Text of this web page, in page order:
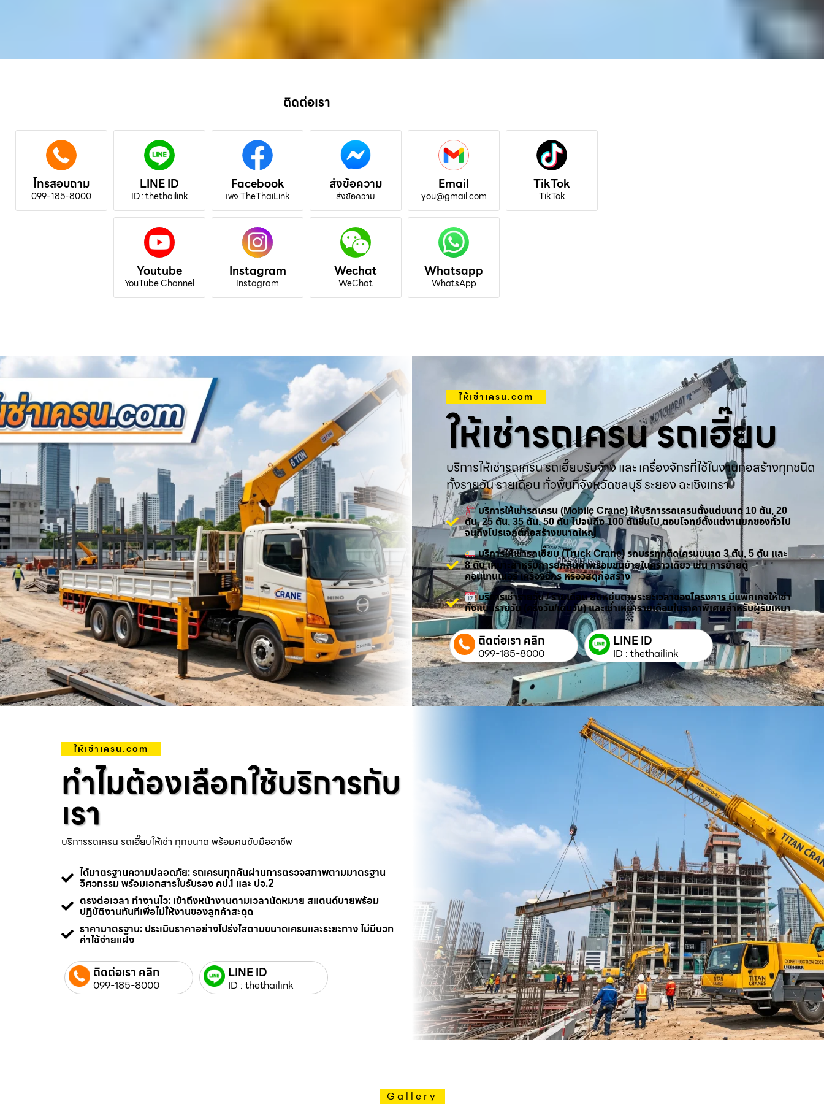
ติดต่อเรา
โทรสอบถาม
099-185-8000
LINE ID
ID : thethailink
Facebook
เพจ TheThaiLink
ส่งข้อความ
ส่งข้อความ
Email
you@gmail.com
TikTok
TikTok
Youtube
YouTube Channel
Instagram
Instagram
Wechat
WeChat
Whatsapp
WhatsApp
ให้เช่าเครน.com
ให้เช่ารถเครน รถเฮี๊ยบ
บริการให้เช่ารถเครน รถเฮี๊ยบรับจ้าง และ เครื่องจักรที่ใช้ในงานก่อสร้างทุกชนิด
ทั้งรายวัน รายเดือน ทั่วพื้นที่จังหวัดชลบุรี ระยอง ฉะเชิงเทรา
บริการให้เช่ารถเครน (Mobile Crane) ให้บริการรถเครนตั้งแต่ขนาด 10 ตัน, 20
ตัน, 25 ตัน, 35 ตัน, 50 ตัน ไปจนถึง 100 ตันขึ้นไป ตอบโจทย์ตั้งแต่งานยกของทั่วไป
จนถึงโปรเจกต์ก่อสร้างขนาดใหญ่
บริการให้เช่ารถเฮี๊ยบ (Truck Crane) รถบรรทุกติดเครนขนาด 3 ตัน, 5 ตัน และ
8 ตัน เหมาะสำหรับการยกสินค้าพร้อมขนย้ายในคราวเดียว เช่น การย้ายตู้
คอนเทนเนอร์ เครื่องจักร หรือวัสดุก่อสร้าง
บริการเช่ารายวัน / รายเดือน ยืดหยุ่นตามระยะเวลาของโครงการ มีแพ็กเกจให้เช่า
ทั้งแบบรายวัน (ครึ่งวัน/เต็มวัน) และเช่าเหมารายเดือนในราคาพิเศษสำหรับผู้รับเหมา
ติดต่อเรา คลิก
099-185-8000
LINE ID
ID : thethailink
ให้เช่าเครน.com
ทำไมต้องเลือกใช้บริการกับ
เรา
บริการรถเครน รถเฮี๊ยบให้เช่า ทุกขนาด พร้อมคนขับมืออาชีพ
ได้มาตรฐานความปลอดภัย: รถเครนทุกคันผ่านการตรวจสภาพตามมาตรฐาน
วิศวกรรม พร้อมเอกสารใบรับรอง คป.1 และ ปจ.2
ตรงต่อเวลา ทำงานไว: เข้าถึงหน้างานตามเวลานัดหมาย สแตนด์บายพร้อม
ปฏิบัติงานทันทีเพื่อไม่ให้งานของลูกค้าสะดุด
ราคามาตรฐาน: ประเมินราคาอย่างโปร่งใสตามขนาดเครนและระยะทาง ไม่มีบวก
ค่าใช้จ่ายแฝง
ติดต่อเรา คลิก
099-185-8000
LINE ID
ID : thethailink
Gallery